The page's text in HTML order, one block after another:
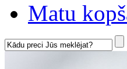
Matu